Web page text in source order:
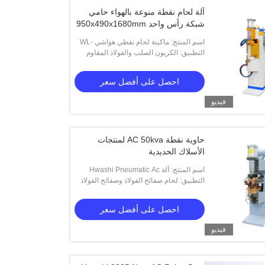
فيديو
آلة لحام نقطة منوعة بالهواء حامي
شبكة رأس واحد 950x490x1680mm
اسم المنتج: ماكينة لحام نقطي هواشي WL-
SP-150k، ماكينة لحام شبكي برأس واحد
التطبيق: الكربون الصلب والفولاذ المقاوم
احصل على أفضل سعر
فيديو
حاوية نقطة AC 50kva لمنتجات
الأسلاك الحديدية
اسم المنتج: آلة Hwashi Pneumatic Ac
Pulse Spot Welding Machine لمنتجات
التطبيق: لحام صفائح الفولاذ وصفائح الفولاذ
احصل على أفضل سعر